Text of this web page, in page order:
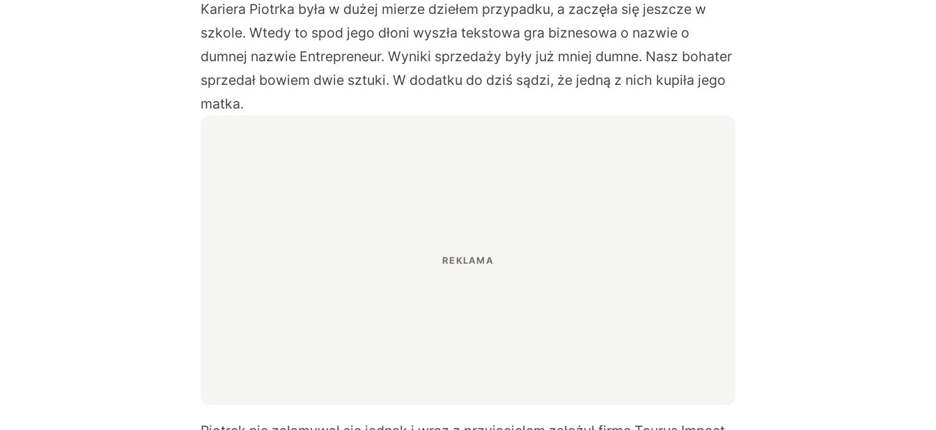
Kariera Piotrka była w dużej mierze dziełem przypadku, a zaczęła się jeszcze w
szkole. Wtedy to spod jego dłoni wyszła tekstowa gra biznesowa o nazwie o
dumnej nazwie Entrepreneur. Wyniki sprzedaży były już mniej dumne. Nasz bohater
sprzedał bowiem dwie sztuki. W dodatku do dziś sądzi, że jedną z nich kupiła jego
matka.